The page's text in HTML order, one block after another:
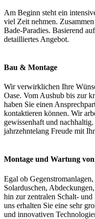
Am Beginn steht ein
viel Zeit nehmen.
Bade-Paradies. Basierend
detailliertes Angebot.
Bau & Montage
Wir verwirklichen Ihre
Oase. Vom Aushub bis zur
haben Sie einen
kontaktieren können. Wir
gewissenhaft und
jahrzehntelang Freude mit
Montage und Wartung
Egal ob
Solarduschen,
hin zur zentralen Schalt-
uns erhalten Sie eine sehr
und innovativen